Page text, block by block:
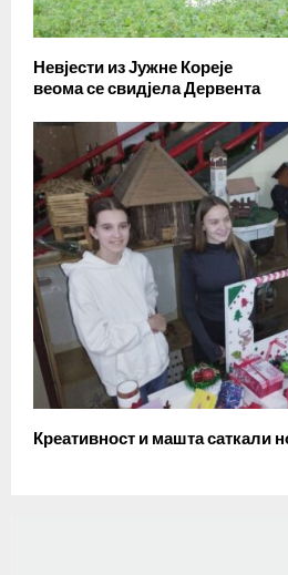
Невјести из Јужне Кореје
веома се свидјела Дервента
Креативност и машта саткали